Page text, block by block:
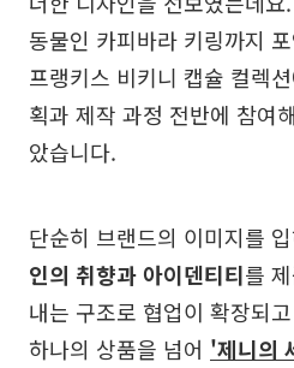
동물인 카피바라 키링까지
프랭키스 비키니 캡슐 컬렉
획과 제작 과정 전반에 참여
았습니다.
단순히 브랜드의 이미지를
인의 취향과 아이덴티티를
내는 구조로 협업이 확장되
하나의 상품을 넘어 '제니의